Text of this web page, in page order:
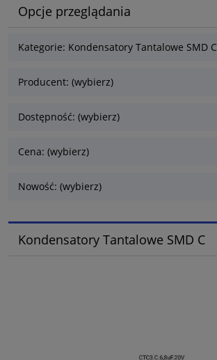
Opcje przeglądania
Kategorie: Kondensatory Tantalowe SMD C
Producent: (wybierz)
Dostępność: (wybierz)
Cena: (wybierz)
Nowość: (wybierz)
Kondensatory Tantalowe SMD C